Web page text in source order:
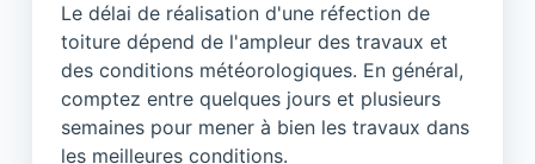
Le délai de réalisation d'une réfection de
toiture dépend de l'ampleur des travaux et
des conditions météorologiques. En général,
comptez entre quelques jours et plusieurs
semaines pour mener à bien les travaux dans
les meilleures conditions.